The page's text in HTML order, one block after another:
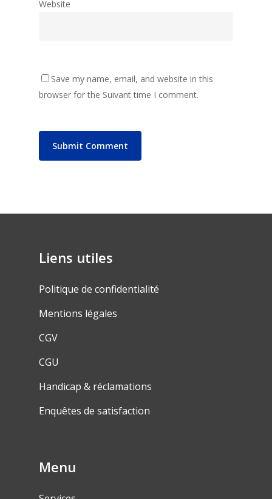
Website
Save my name, email, and website in this
browser for the Suivant time I comment.
Liens utiles
Politique de confidentialité
Mentions légales
CGV
CGU
Handicap & réclamations
Enquêtes de satisfaction
Menu